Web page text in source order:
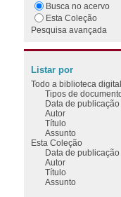
Busca no acervo
Esta Coleção
Pesquisa avançada
Listar por
Todo a biblioteca digital
Tipos de
Data de publicação
Autor
Título
Assunto
Esta Coleção
Data de publicação
Autor
Título
Assunto